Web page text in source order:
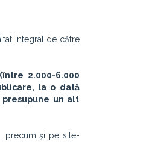
integral de către
2.000-6.000
la o dată
un alt
, precum şi pe site-